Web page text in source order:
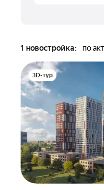
1 новостройка: по
3D-тур